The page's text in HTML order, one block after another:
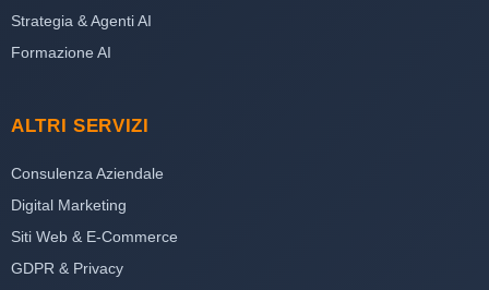
Strategia & Agenti AI
Formazione AI
ALTRI SERVIZI
Consulenza Aziendale
Digital Marketing
Siti Web & E-Commerce
GDPR & Privacy